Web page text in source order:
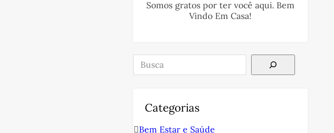
Somos gratos por ter você aqui. Bem
Vindo Em Casa!
Pesquisar
Categorias
Bem Estar e Saúde